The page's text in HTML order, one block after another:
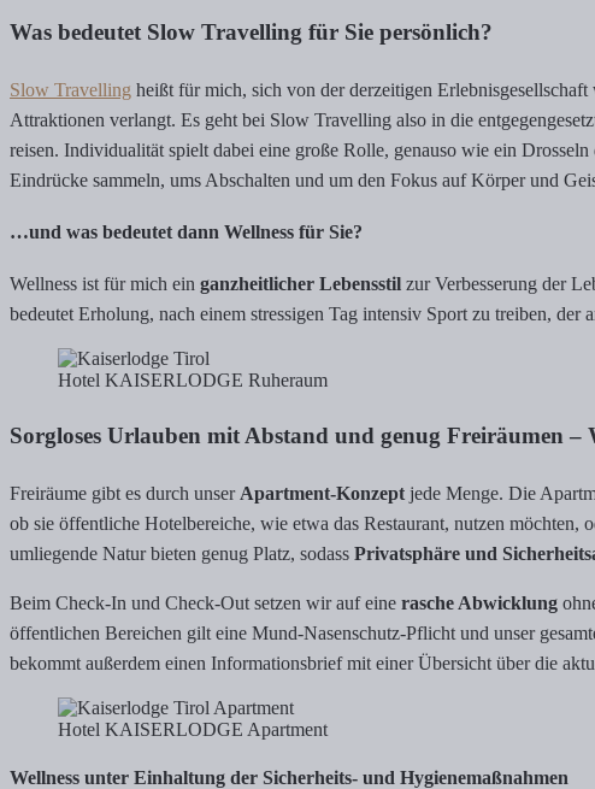
Was bedeutet Slow Travelling für Sie persönlich?
Slow Travelling heißt für mich, sich von der derzeitigen
Attraktionen verlangt. Es geht bei Slow Travelling also in die
reisen. Individualität spielt dabei eine große Rolle, genauso wie ein
Eindrücke sammeln, ums Abschalten und um den Fokus auf Körper und
…und was bedeutet dann Wellness für Sie?
Wellness ist für mich ein ganzheitlicher Lebensstil zur Verbesserung der
bedeutet Erholung, nach einem stressigen Tag intensiv Sport zu treiben,
Hotel KAISERLODGE Ruheraum
Sorgloses Urlauben mit Abstand und genug Freiräumen
Freiräume gibt es durch unser Apartment-Konzept jede Menge. Die
ob sie öffentliche Hotelbereiche, wie etwa das Restaurant, nutzen
umliegende Natur bieten genug Platz, sodass Privatsphäre und
Beim Check-In und Check-Out setzen wir auf eine rasche Abwicklung
öffentlichen Bereichen gilt eine Mund-Nasenschutz-Pflicht und unser
bekommt außerdem einen Informationsbrief mit einer Übersicht über die
Hotel KAISERLODGE Apartment
Wellness unter Einhaltung der Sicherheits- und Hygienemaßnahmen